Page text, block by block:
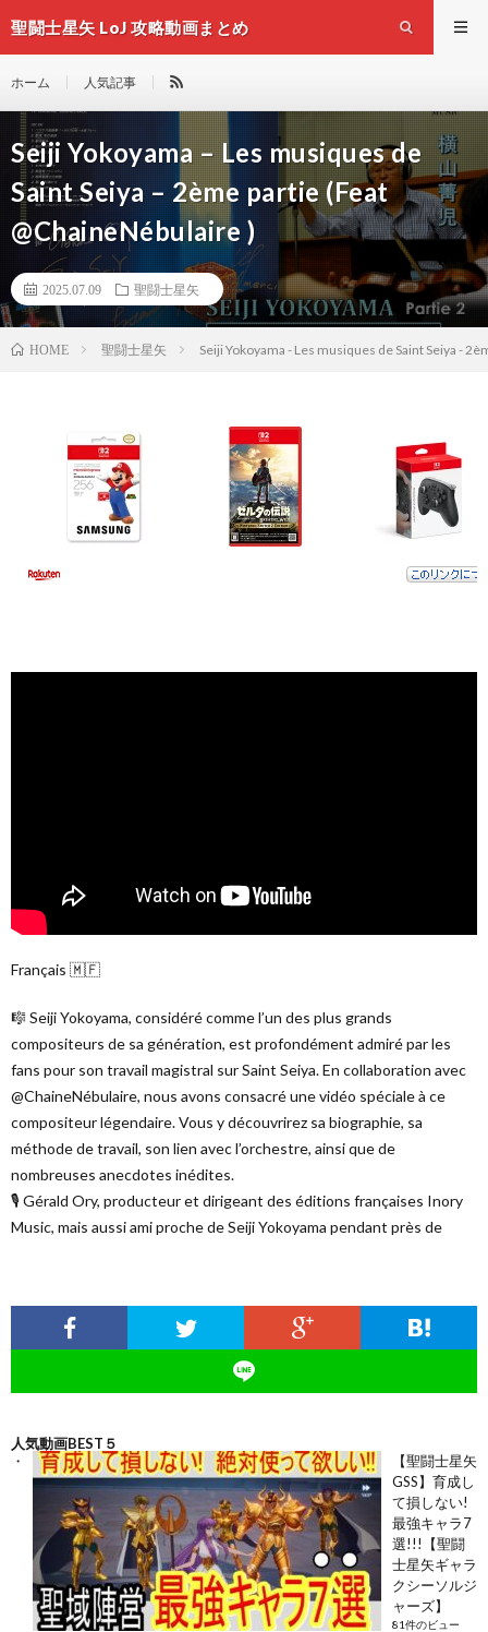
聖闘士星矢 LoJ 攻略動画まとめ
ホーム 人気記事
Seiji Yokoyama – Les musiques de
Saint Seiya – 2ème partie (Feat
@ChaineNébulaire )
2025.07.09 聖闘士星矢
HOME 聖闘士星矢 Seiji Yokoyama - Les musiques de Saint Seiya -
Français 🇲🇫
🎼 Seiji Yokoyama, considéré comme l’un des plus grands
compositeurs de sa génération, est profondément admiré par les
fans pour son travail magistral sur Saint Seiya. En collaboration avec
@ChaineNébulaire, nous avons consacré une vidéo spéciale à ce
compositeur légendaire. Vous y découvrirez sa biographie, sa
méthode de travail, son lien avec l’orchestre, ainsi que de
nombreuses anecdotes inédites.
🎙 Gérald Ory, producteur et dirigeant des éditions françaises Inory
Music, mais aussi ami proche de Seiji Yokoyama pendant près de
人気動画BEST５
【聖闘士星矢
GSS】育成し
て損しない!
最強キャラ7
選!!!【聖闘
士星矢ギャラ
クシーソルジ
ャーズ】
81件のビュー